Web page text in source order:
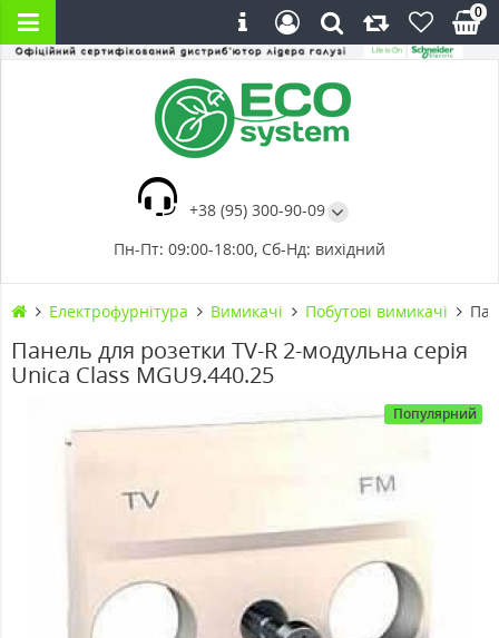
+38 (95) 300-90-09
Пн-Пт: 09:00-18:00, Сб-Нд: вихідний
0
Електрофурнітура Вимикачі Побутові вимикачі
Панель для розетки TV-R 2-модульна серія
Unica Class MGU9.440.25
Популярний